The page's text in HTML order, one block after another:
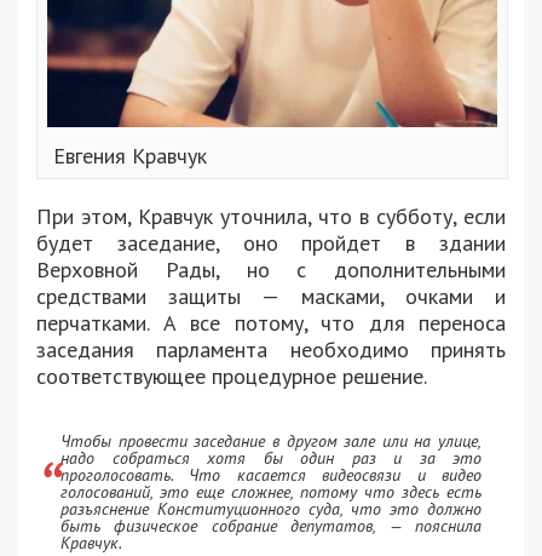
Евгения Кравчук
При этом, Кравчук уточнила, что в субботу, если
будет заседание, оно пройдет в здании
Верховной Рады, но с дополнительными
средствами защиты — масками, очками и
перчатками. А все потому, что для переноса
заседания парламента необходимо принять
соответствующее процедурное решение.
Чтобы провести заседание в другом зале или на улице,
надо собраться хотя бы один раз и за это
проголосовать. Что касается видеосвязи и видео
голосований, это еще сложнее, потому что здесь есть
разъяснение Конституционного суда, что это должно
быть физическое собрание депутатов, — пояснила
Кравчук.